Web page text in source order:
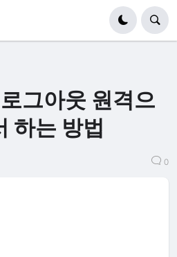
그아웃 원격으
하는 방법
0